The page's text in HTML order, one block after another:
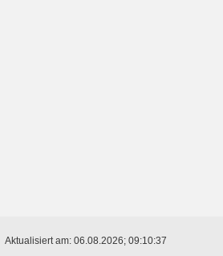
Aktualisiert am: 06.08.2026; 09:10:37